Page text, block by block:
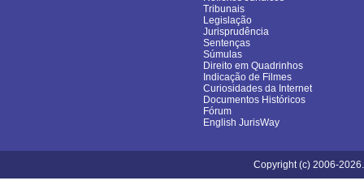
Tribunais
Legislação
Jurisprudência
Sentenças
Súmulas
Direito em Quadrinhos
Indicação de Filmes
Curiosidades da Internet
Documentos Históricos
Fórum
English JurisWay
Copyright (c) 2006-